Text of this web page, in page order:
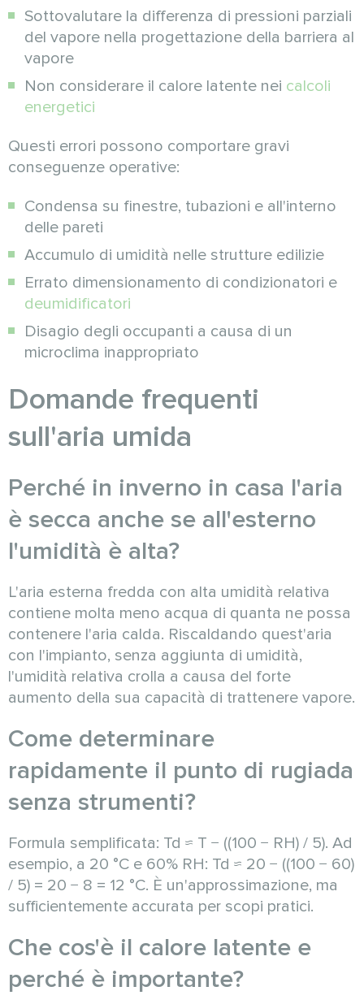
Sottovalutare la differenza di pressioni parziali
del vapore nella progettazione della barriera al
vapore
Non considerare il calore latente nei calcoli
energetici
Questi errori possono comportare gravi
conseguenze operative:
Condensa su finestre, tubazioni e all'interno
delle pareti
Accumulo di umidità nelle strutture edilizie
Errato dimensionamento di condizionatori e
deumidificatori
Disagio degli occupanti a causa di un
microclima inappropriato
Domande frequenti
sull'aria umida
Perché in inverno in casa l'aria
è secca anche se all'esterno
l'umidità è alta?
L'aria esterna fredda con alta umidità relativa
contiene molta meno acqua di quanta ne possa
contenere l'aria calda. Riscaldando quest'aria
con l'impianto, senza aggiunta di umidità,
l'umidità relativa crolla a causa del forte
aumento della sua capacità di trattenere vapore.
Come determinare
rapidamente il punto di rugiada
senza strumenti?
Formula semplificata: Td ≈ T − ((100 − RH) / 5). Ad
esempio, a 20 °C e 60% RH: Td ≈ 20 − ((100 − 60)
/ 5) = 20 − 8 = 12 °C. È un'approssimazione, ma
sufficientemente accurata per scopi pratici.
Che cos'è il calore latente e
perché è importante?